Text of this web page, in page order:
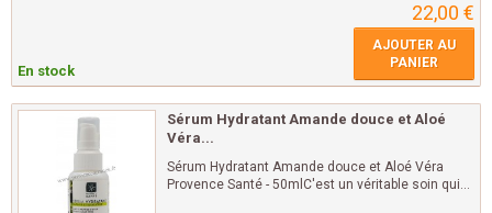
22,00 €
En stock
AJOUTER AU
PANIER
Sérum Hydratant Amande douce et Aloé
Véra...
Sérum Hydratant Amande douce et Aloé Véra
Provence Santé - 50mlC'est un véritable soin qui...